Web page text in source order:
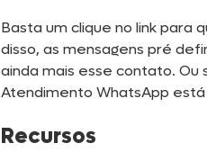
Basta um clique no link para
disso, as mensagens pré
ainda mais esse contato.
Atendimento WhatsApp
Recursos